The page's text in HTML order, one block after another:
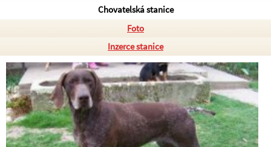
Chovatelská stanice
Foto
Inzerce stanice